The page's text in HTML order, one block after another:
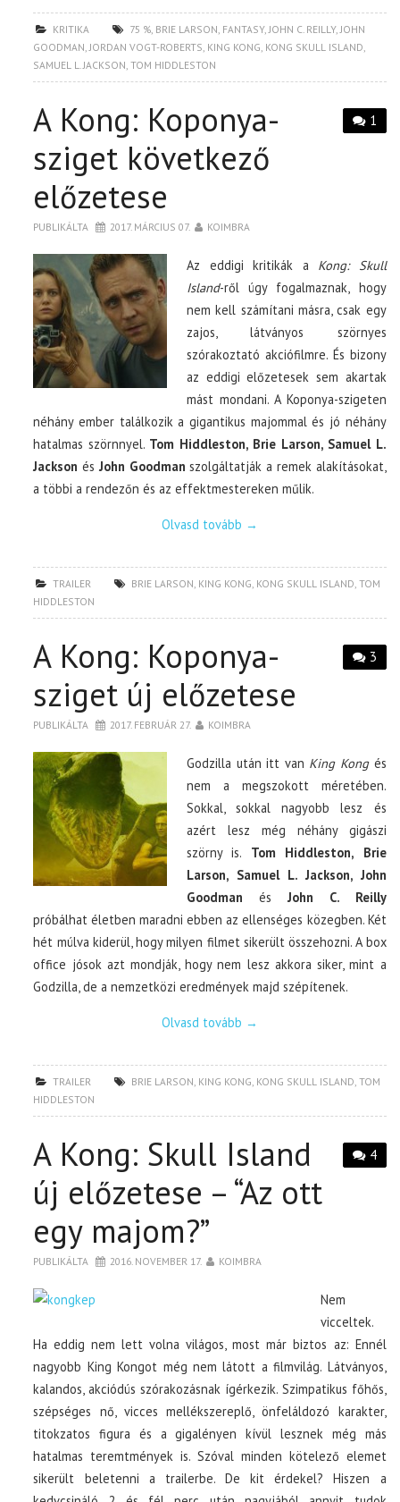
KRITIKA 75 %, BRIE LARSON, FANTASY,JOHN C. REILLY,JOHN
GOODMAN,JORDAN VOGT-ROBERTS, KING KONG, KONG SKULL ISLAND,
SAMUEL L. JACKSON,TOM HIDDLESTON
1
A Kong: Koponya-
sziget következő
előzetese
PUBLIKÁLTA 2017. MÁRCIUS 07. KOIMBRA
Az eddigi kritikák a Kong: Skull
Island-ről úgy fogalmaznak, hogy
nem kell számítani másra, csak egy
zajos, látványos szörnyes
szórakoztató akciófilmre. És bizony
az eddigi előzetesek sem akartak
mást mondani. A Koponya-szigeten
néhány ember találkozik a gigantikus majommal és jó néhány
hatalmas szörnnyel. Tom Hiddleston, Brie Larson, Samuel L.
Jackson és John Goodman szolgáltatják a remek alakításokat,
a többi a rendezőn és az effektmestereken műlik.
Olvasd tovább →
TRAILER BRIE LARSON, KING KONG, KONG SKULL ISLAND,TOM
HIDDLESTON
3
A Kong: Koponya-
sziget új előzetese
PUBLIKÁLTA 2017. FEBRUÁR 27. KOIMBRA
Godzilla után itt van King Kongés
nem a megszokott méretében.
Sokkal, sokkal nagyobb lesz és
azért lesz még néhány gigászi
szörny is. Tom Hiddleston, Brie
Larson, Samuel L. Jackson, John
Goodman és John C. Reilly
próbálhat életben maradni ebben az ellenséges közegben. Két
hét múlva kiderül, hogy milyen filmet sikerült összehozni. A box
office jósok azt mondják, hogy nem lesz akkora siker, mint a
Godzilla, de a nemzetközi eredmények majd szépítenek.
Olvasd tovább →
TRAILER BRIE LARSON, KING KONG, KONG SKULL ISLAND,TOM
HIDDLESTON
4
A Kong: Skull Island
új előzetese – “Az ott
egy majom?”
PUBLIKÁLTA 2016. NOVEMBER 17. KOIMBRA
Nem
vicceltek.
Ha eddig nem lett volna világos, most már biztos az: Ennél
nagyobb King Kongot még nem látott a filmvilág. Látványos,
kalandos, akciódús szórakozásnak ígérkezik. Szimpatikus főhős,
szépséges nő, vicces mellékszereplő, önfeláldozó karakter,
titokzatos figura és a gigalényen kívül lesznek még más
hatalmas teremtmények is. Szóval minden kötelező elemet
sikerült beletenni a trailerbe. De kit érdekel? Hiszen a